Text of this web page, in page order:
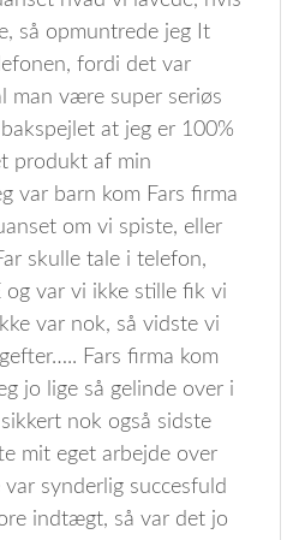
så opmuntrede jeg It
fordi det var
man være super seriøs
at jeg er 100%
produkt af min
var barn kom Fars firma
om vi spiste, eller
skulle tale i telefon,
og var vi ikke stille fik vi
var nok, så vidste vi
Fars firma kom
jo lige så gelinde over i
nok også sidste
mit eget arbejde over
synderlig succesfuld
indtægt, så var det jo